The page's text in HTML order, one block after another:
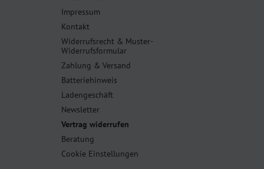
Impressum
Kontakt
Widerrufsrecht & Muster-
Widerrufsformular
Zahlung & Versand
Batteriehinweis
Ladengeschäft
Newsletter
Vertrag widerrufen
Beratung
Cookie Einstellungen